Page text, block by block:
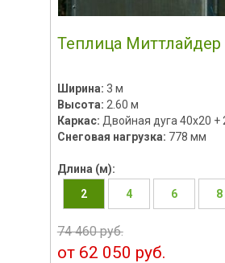
Теплица
Ширина: 3 м
Высота: 2.60 м
Каркас: Двойная дуга 40х20 +
Снеговая нагрузка: 778 мм
Длина (м):
2
4 6 8
74 460 руб.
от 62 050 руб.